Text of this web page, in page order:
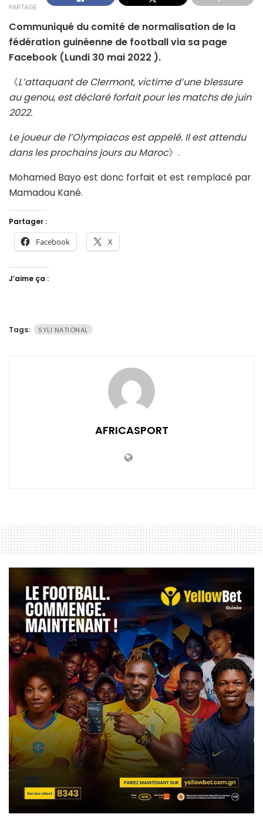
PARTAGE
Communiqué du comité de normalisation de la
fédération guinéenne de football via sa page
Facebook (Lundi 30 mai 2022 ).
《L’attaquant de Clermont, victime d’une blessure
au genou, est déclaré forfait pour les matchs de juin
2022.
Le joueur de l’Olympiacos est appelé. Il est attendu
dans les prochains jours au Maroc》.
Mohamed Bayo est donc forfait et est remplacé par
Mamadou Kané.
Partager :
Facebook X
J’aime ça :
Tags: SYLI NATIONAL
AFRICASPORT